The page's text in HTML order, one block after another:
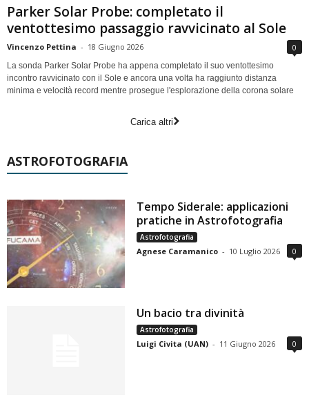
Parker Solar Probe: completato il
ventottesimo passaggio ravvicinato al Sole
Vincenzo Pettina - 18 Giugno 2026 0
La sonda Parker Solar Probe ha appena completato il suo ventottesimo
incontro ravvicinato con il Sole e ancora una volta ha raggiunto distanza
minima e velocità record mentre prosegue l'esplorazione della corona solare
Carica altri
ASTROFOTOGRAFIA
Tempo Siderale: applicazioni
pratiche in Astrofotografia
Astrofotografia
Agnese Caramanico - 10 Luglio 2026 0
Un bacio tra divinità
Astrofotografia
Luigi Civita (UAN) - 11 Giugno 2026 0